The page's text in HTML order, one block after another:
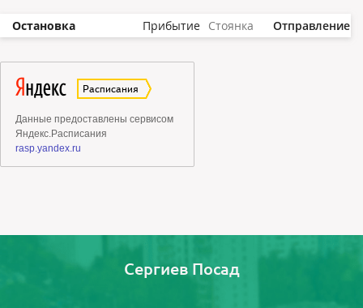
Остановка Прибытие Стоянка Отправление
Сергиев Посад